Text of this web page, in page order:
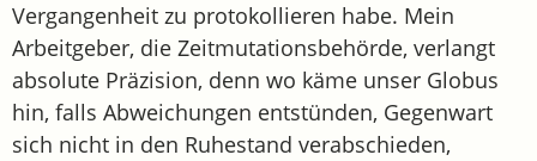
Vergangenheit zu protokollieren habe. Mein
Arbeitgeber, die Zeitmutationsbehörde, verlangt
absolute Präzision, denn wo käme unser Globus
hin, falls Abweichungen entstünden, Gegenwart
sich nicht in den Ruhestand verabschieden,